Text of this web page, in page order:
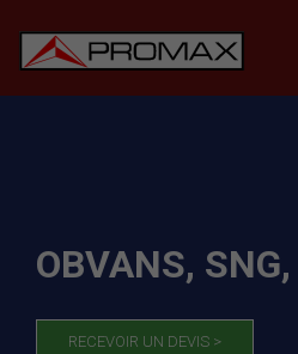
OBVANS,
RECEVOIR UN DEVIS >